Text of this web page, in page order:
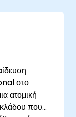
δέκα έτη
στη
του Κώδικα
στο
ατομική
κλάδου που